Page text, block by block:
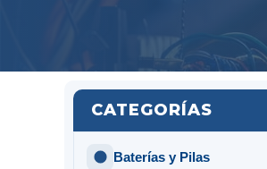
CATEGORÍAS
Baterías y Pilas